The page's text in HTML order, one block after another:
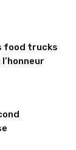
food trucks